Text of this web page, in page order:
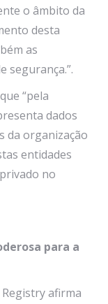
o âmbito da
desta
as
segurança.”.
“pela
dados
da organização
entidades
no
para a
afirma